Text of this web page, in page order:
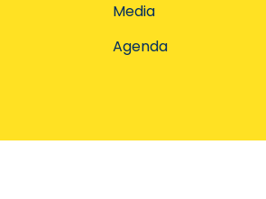
Media
Agenda